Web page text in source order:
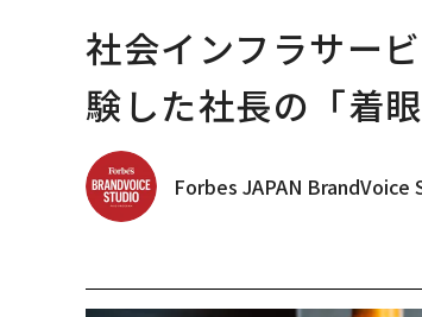
社会インフラサー
験した社長の「着
Forbes JAPAN BrandVoice